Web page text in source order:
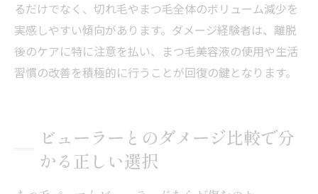
るだけでなく、切れ毛やまつ毛全体のボリューム減少を
実感しやすい傾向があります。ダメージ経験者は、離脱
後のケアに特に注意を払い、まつ毛美容液の使用や生活
習慣の改善を積極的に行うことが回復の鍵となります。
ビューラーとのダメージ比較で分
かる正しい選択